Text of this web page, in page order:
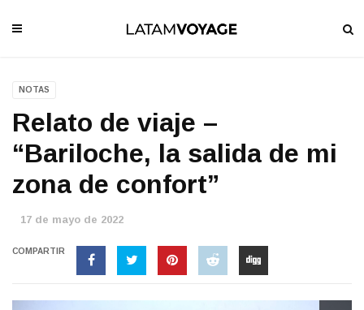
NOTAS
Relato de viaje –
“Bariloche, la salida de mi
zona de confort”
17 de mayo de 2022
COMPARTIR